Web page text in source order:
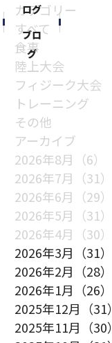
ブロ
グ
カテゴリー
すべて
食事
陸上大会
フィジーク大会
トレーニング
その他
アーカイブ
2026年8月（6）
2026年7月（31）
2026年6月（29）
2026年5月（31）
2026年4月（30）
2026年3月（31）
2026年2月（28）
2026年1月（26）
2025年12月（31）
2025年11月（30）